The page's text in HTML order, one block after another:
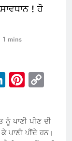
! ਹੋ
1 mins
LinkedIn
ਪਾਣੀ ਪੀਣ ਦੀ
ਪਾਣੀ ਪੀਂਦੇ ਹਨ।